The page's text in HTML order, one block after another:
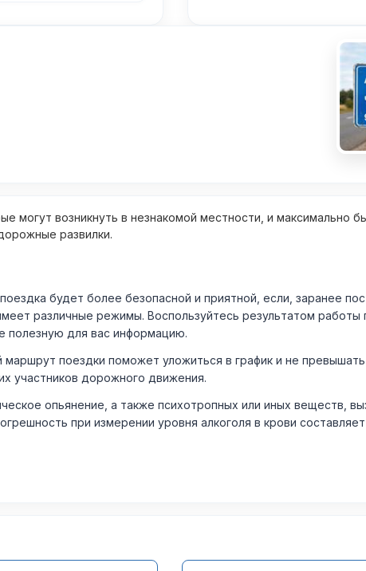
возникнуть в незнакомой местности, и максимально
развилки.
будет более безопасной и приятной, если, заранее
различные режимы. Воспользуйтесь результатом работы
полезную для вас информацию.
поездки поможет уложиться в график и не
участников дорожного движения.
опьянение, а также психотропных или иных веществ,
при измерении уровня алкоголя в крови составляет